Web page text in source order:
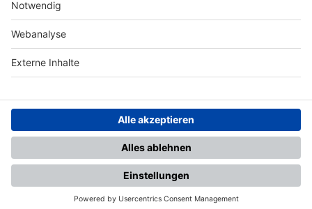
Nutzungsbedingungen Datenschutz Impressum